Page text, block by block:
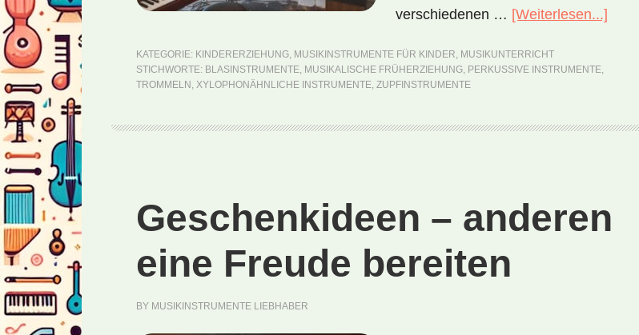
verschiedenen … [Weiterlesen...]
KATEGORIE: KINDERERZIEHUNG, MUSIKINSTRUMENTE FÜR KINDER, MUSIKUNTERRICHT
STICHWORTE: BLASINSTRUMENTE, MUSIKALISCHE FRÜHERZIEHUNG, PERKUSSIVE INSTRUMENTE,
TROMMELN , XYLOPHONÄHNLICHE INSTRUMENTE, ZUPFINSTRUMENTE
Geschenkideen – anderen
eine Freude bereiten
BY MUSIKINSTRUMENTE LIEBHABER